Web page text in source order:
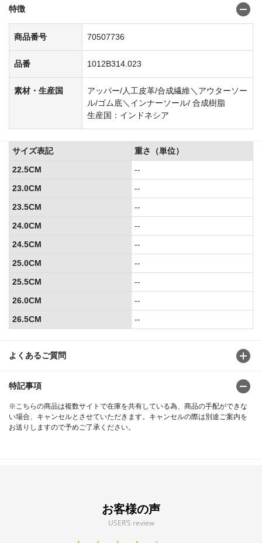
特徴
商品番号 70507736
品番 1012B314.023
素材・生産国
アッパー/人工皮革/合成繊維＼アウターソー
ル/ゴム底＼インナーソール/ 合成樹脂
生産国：インドネシア
よくあるご質問
特記事項
※こちらの商品は複数サイトで在庫を共有している為、商品の手配ができな
い場合、キャンセルとさせていただきます。キャンセルの際は別途ご案内を
お送りしますので予めご了承ください。
サイズ表記
重さ（単位）
22.5CM
--
23.0CM
--
23.5CM
--
24.0CM
--
24.5CM
--
25.0CM
--
25.5CM
--
26.0CM
--
26.5CM
--
お客様の声
USER’S review